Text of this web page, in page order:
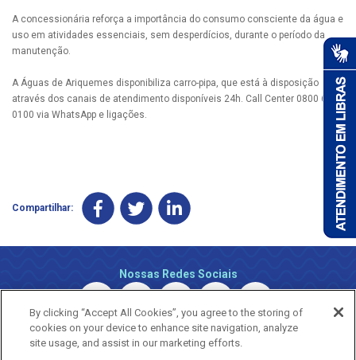
A concessionária reforça a importância do consumo consciente da água e
uso em atividades essenciais, sem desperdícios, durante o período da
manutenção.
A Águas de Ariquemes disponibiliza carro-pipa, que está à disposição
através dos canais de atendimento disponíveis 24h. Call Center 0800 690
0100 via WhatsApp e ligações.
Compartilhar:
Nossas Redes Sociais
By clicking “Accept All Cookies”, you agree to the storing of
cookies on your device to enhance site navigation, analyze
site usage, and assist in our marketing efforts.